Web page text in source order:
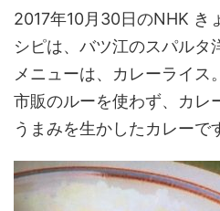
2017年10月30日のNHK き
シピは、バツ江のスパルタ
メニューは、カレーライス。
市販のルーを使わず、カレ
うまみを生かしたカレーで